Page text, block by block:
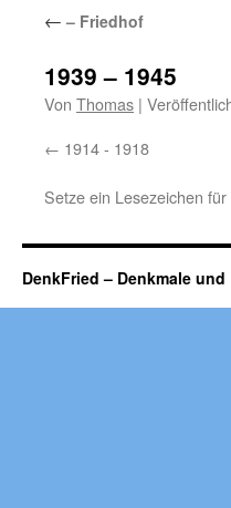
← – Friedhof
1939 – 1945
Von Thomas |
1914 - 1918
Setze ein Lesezeichen für
DenkFried – Denkmale